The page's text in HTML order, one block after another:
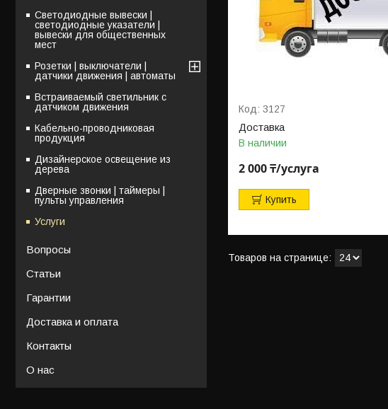
3127
Доставка
В наличии
2 000 ₸/услуга
Купить
Светодиодные вывески |
светодиодные указатели |
вывески для общественных
мест
Розетки | выключатели |
датчики движения | автоматы
Встраиваемый светильник с
датчиком движения
Кабельно-проводниковая
продукция
Дизайнерское освещение из
дерева
Дверные звонки | таймеры |
пульты управления
Услуги
Вопросы
Статьи
Гарантии
Доставка и оплата
Контакты
О нас